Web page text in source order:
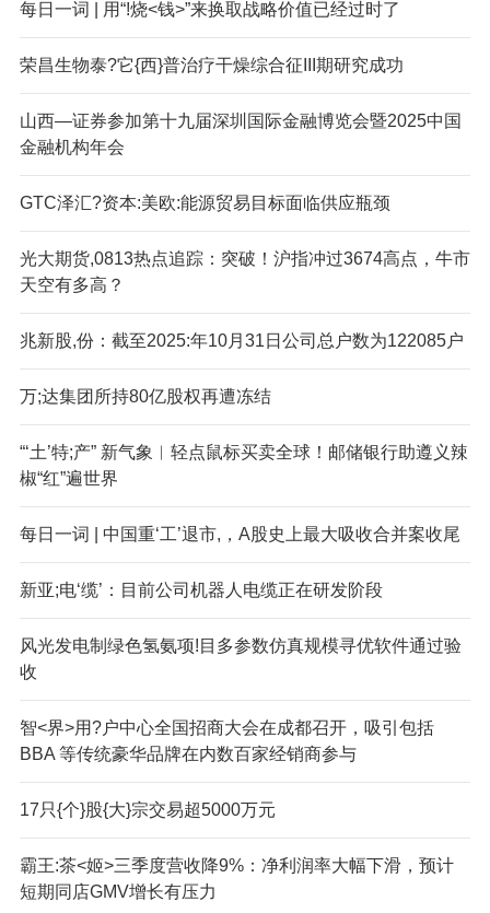
每日一词 | 用“!烧<钱>”来换取战略价值已经过时了
荣昌生物泰?它{西}普治疗干燥综合征III期研究成功
山西—证券参加第十九届深圳国际金融博览会暨2025中国
金融机构年会
GTC泽汇?资本:美欧:能源贸易目标面临供应瓶颈
光大期货,0813热点追踪：突破！沪指冲过3674高点，牛市
天空有多高？
兆新股,份：截至2025:年10月31日公司总户数为122085户
万;达集团所持80亿股权再遭冻结
“‘土’特;产” 新气象︱轻点鼠标买卖全球！邮储银行助遵义辣
椒“红”遍世界
每日一词 | 中国重‘工’退市,，A股史上最大吸收合并案收尾
新亚;电‘缆’：目前公司机器人电缆正在研发阶段
风光发电制绿色氢氨项!目多参数仿真规模寻优软件通过验
收
智<界>用?户中心全国招商大会在成都召开，吸引包括
BBA 等传统豪华品牌在内数百家经销商参与
17只{个}股{大}宗交易超5000万元
霸王:茶<姬>三季度营收降9%：净利润率大幅下滑，预计
短期同店GMV增长有压力